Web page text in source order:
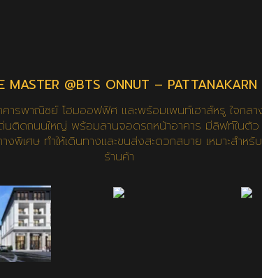
MASTER @BTS ONNUT – PATTANAKARN
คารพาณิชย์ โฮมออฟฟิศ และพร้อมเพนท์เฮาส์หรู ใจกลา
นติดถนนใหญ่ พร้อมลานจอดรถหน้าอาคาร มีลิฟท์ในตัว
งพิเศษ ทำให้เดินทางและขนส่งสะดวกสบาย เหมาะสำหรั
ร้านค้า